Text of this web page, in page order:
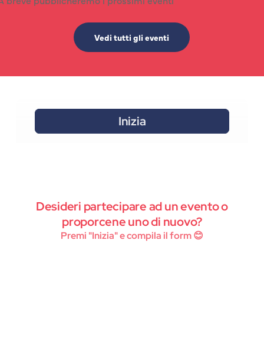
Vedi tutti gli eventi